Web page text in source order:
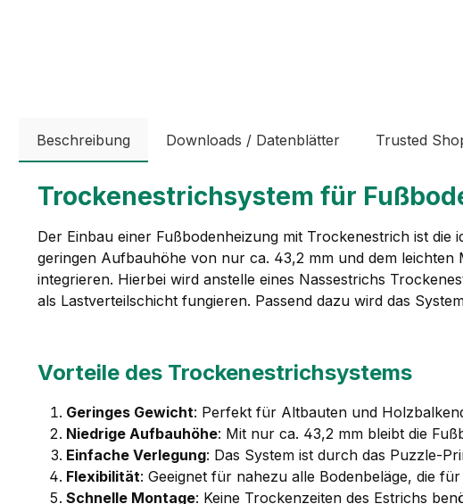
Beschreibung Downloads / Datenblätter Trusted
Trockenestrichsystem für
Der Einbau einer Fußbodenheizung mit Trockenestrich ist
geringen Aufbauhöhe von nur ca. 43,2 mm und dem leichten
integrieren. Hierbei wird anstelle eines Nassestrichs
als Lastverteilschicht fungieren. Passend dazu wird das
Vorteile des Trockenestrichsystems
Geringes Gewicht: Perfekt für Altbauten und
Niedrige Aufbauhöhe: Mit nur ca. 43,2 mm bleibt die
Einfache Verlegung: Das System ist durch das Puzzle-
Flexibilität: Geeignet für nahezu alle Bodenbeläge, die
Schnelle Montage: Keine Trockenzeiten des Estrichs